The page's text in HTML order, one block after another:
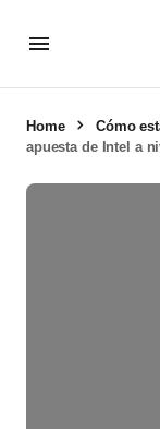
Home Cómo
apuesta de Intel a